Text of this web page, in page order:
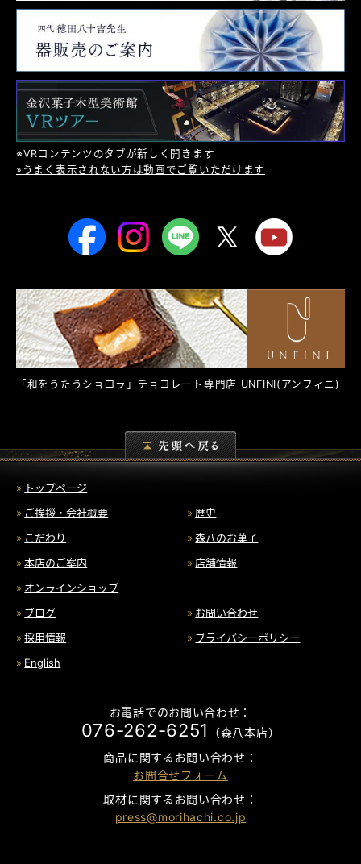
※VRコンテンツのタブが新しく開きます
»うまく表示されない方は動画でご覧いただけます
「和をうたうショコラ」チョコレート専門店 UNFINI(アンフィニ)
トップページ
ご挨拶・会社概要
歴史
こだわり
森八のお菓子
本店のご案内
店舗情報
オンラインショップ
ブログ
お問い合わせ
採用情報
プライバシーポリシー
English
お電話でのお問い合わせ：
076-262-6251
（森八本店）
商品に関するお問い合わせ：
お問合せフォーム
取材に関するお問い合わせ：
press@morihachi.co.jp